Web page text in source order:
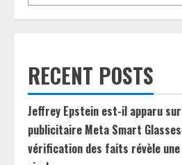
RECENT POSTS
Jeffrey Epstein est-il apparu
publicitaire Meta Smart
vérification des faits révèle